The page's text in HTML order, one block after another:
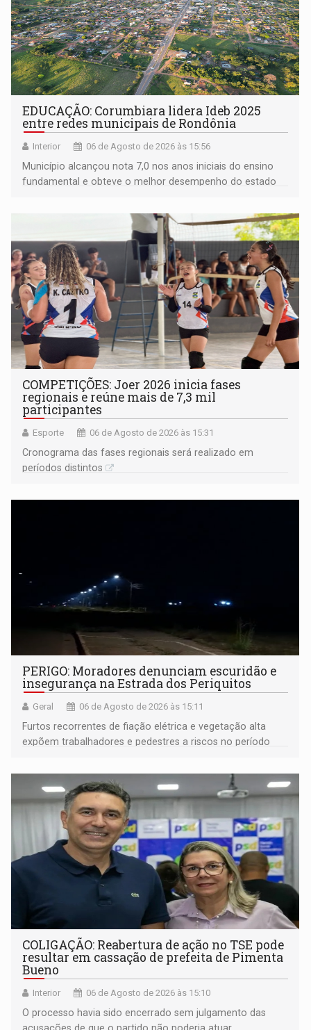
EDUCAÇÃO: Corumbiara lidera Ideb 2025
entre redes municipais de Rondônia
Interior 06 de Agosto de 2026 às 15:56
Município alcançou nota 7,0 nos anos iniciais do ensino
fundamental e obteve o melhor desempenho do estado
COMPETIÇÕES: Joer 2026 inicia fases
regionais e reúne mais de 7,3 mil
participantes
Esporte 06 de Agosto de 2026 às 15:31
Cronograma das fases regionais será realizado em
períodos distintos
PERIGO: Moradores denunciam escuridão e
insegurança na Estrada dos Periquitos
Geral 06 de Agosto de 2026 às 15:11
Furtos recorrentes de fiação elétrica e vegetação alta
expõem trabalhadores e pedestres a riscos no período
COLIGAÇÃO: Reabertura de ação no TSE pode
resultar em cassação de prefeita de Pimenta
Bueno
Interior 06 de Agosto de 2026 às 15:10
O processo havia sido encerrado sem julgamento das